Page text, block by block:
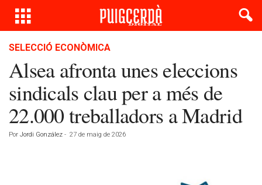
SELECCIÓ ECONÒMICA
Alsea afronta unes eleccions
sindicals clau per a més de
22.000 treballadors a Madrid
Por Jordi González - 27 de maig de 2026